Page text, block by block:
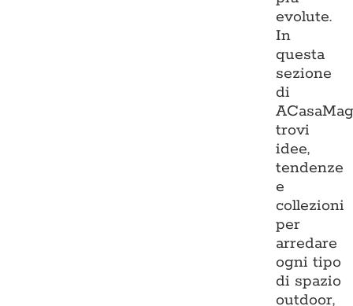
evolute.
In
questa
sezione
di
trovi
idee,
tendenze
e
collezioni
per
arredare
ogni tipo
di spazio
outdoor,